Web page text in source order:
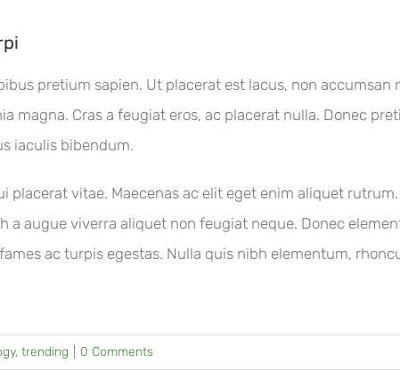
pretium sapien. Ut placerat est lacus, non
magna. Cras a feugiat eros, ac placerat nulla. Donec
iaculis bibendum.
placerat vitae. Maecenas ac elit eget enim aliquet
a augue viverra aliquet non feugiat neque. Donec
ac turpis egestas. Nulla quis nibh elementum,
, trending 0 Comments